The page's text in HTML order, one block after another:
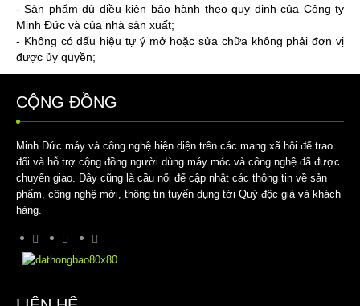
- Sản phẩm đủ điều kiện bảo hành theo quy định của Công ty
Minh Đức và của nhà sản xuất;
- Không có dấu hiệu tự ý mở hoặc sửa chữa không phải đơn vị
được ủy quyền;
CỘNG ĐỒNG
Minh Đức máy và công nghệ hiện diện trên các mạng xã hội để trao
đổi và hỗ trợ cộng đồng người dùng máy móc và công nghệ đã được
chuyển giao. Đây cũng là cầu nối để cập nhật các thông tin về sản
phẩm, công nghệ mới, thông tin tuyển dụng tới Quý độc giả và khách
hàng.